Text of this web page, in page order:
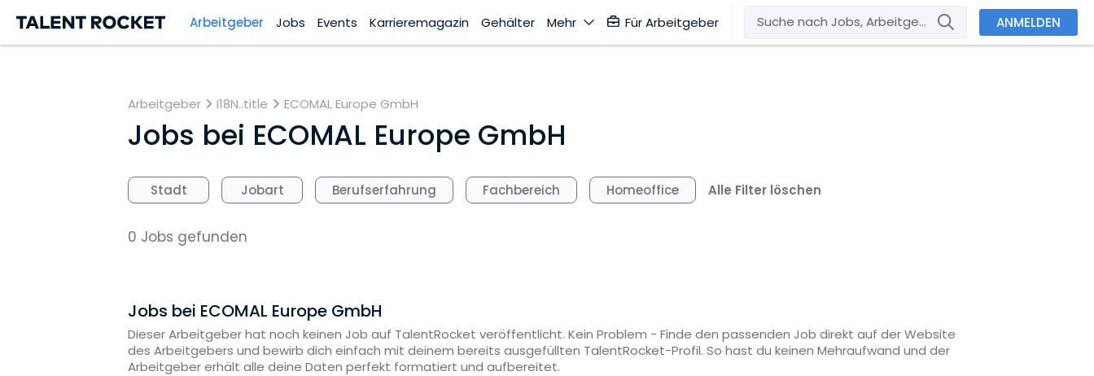
Arbeitgeber Jobs Events Karrieremagazin Gehälter Mehr Für Arbeitgeber ANMELDEN
Arbeitgeber I18N..title ECOMAL Europe GmbH
Jobs bei ECOMAL Europe GmbH
Stadt Jobart Berufserfahrung Fachbereich Homeoffice Alle Filter löschen
0 Jobs gefunden
Jobs bei ECOMAL Europe GmbH
Dieser Arbeitgeber hat noch keinen Job auf TalentRocket veröffentlicht. Kein Problem - Finde den passenden Job direkt auf der Website
des Arbeitgebers und bewirb dich einfach mit deinem bereits ausgefüllten TalentRocket-Profil. So hast du keinen Mehraufwand und der
Arbeitgeber erhält alle deine Daten perfekt formatiert und aufbereitet.